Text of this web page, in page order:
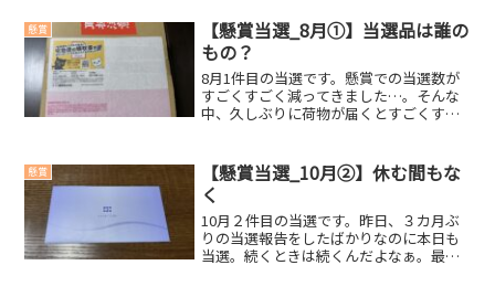
懸賞
【懸賞当選_8月①】当選品は誰の
もの？
8月1件目の当選です。懸賞での当選数が
すごくすごく減ってきました…。そんな
中、久しぶりに荷物が届くとすごくすご
ールグラスをいただきました。(・∀・)
「...
懸賞
【懸賞当選_10月②】休む間もな
く
10月２件目の当選です。昨日、３カ月ぶ
りの当選報告をしたばかりなのに本日も
当選。続くときは続くんだよなぁ。最高